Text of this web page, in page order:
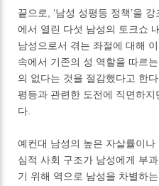
끝으로, ‘남성 성평등 정책’을
에서 열린 다섯 남성의 토크쇼
남성으로서 겪는 좌절에 대해
속에서 기존의 성 역할을 따르
의 없다는 것을 절감했다고 한
평등과 관련한 도전에 직면하
다.
예컨대 남성의 높은 자살률이
심적 사회 구조가 남성에게 부
기 위해 역으로 남성을 차별하